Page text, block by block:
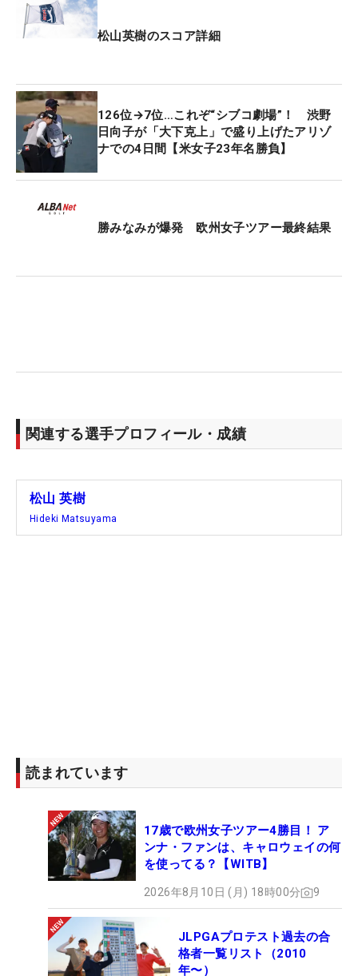
松山英樹のスコア詳細
126位→7位…これぞ“シブコ劇場”！ 渋野
日向子が「大下克上」で盛り上げたアリゾ
ナでの4日間【米女子23年名勝負】
勝みなみが爆発 欧州女子ツアー最終結果
関連する選手プロフィール・成績
松山 英樹
Hideki Matsuyama
読まれています
17歳で欧州女子ツアー4勝目！ ア
ンナ・ファンは、キャロウェイの何
を使ってる？【WITB】
2026年8月10日 (月) 18時00分 9
JLPGAプロテスト過去の合
格者一覧リスト（2010
年〜）